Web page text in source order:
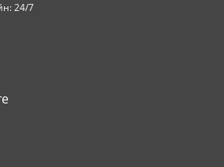
24/7